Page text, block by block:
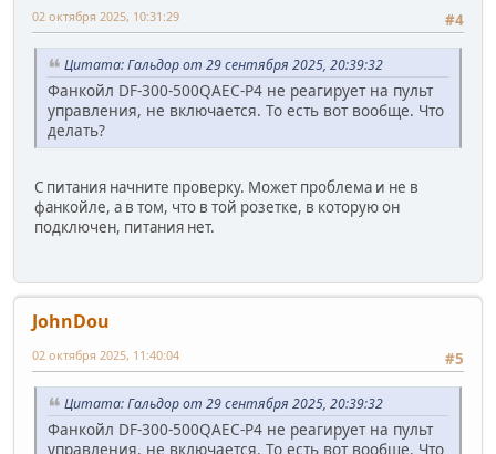
#4
02 октября 2025, 10:31:29
Цитата: Гальдор от 29 сентября 2025, 20:39:32
Фанкойл DF-300-500QAEC-P4 не реагирует на пульт
управления, не включается. То есть вот вообще. Что
делать?
С питания начните проверку. Может проблема и не в
фанкойле, а в том, что в той розетке, в которую он
подключен, питания нет.
JohnDou
#5
02 октября 2025, 11:40:04
Цитата: Гальдор от 29 сентября 2025, 20:39:32
Фанкойл DF-300-500QAEC-P4 не реагирует на пульт
управления, не включается. То есть вот вообще. Что